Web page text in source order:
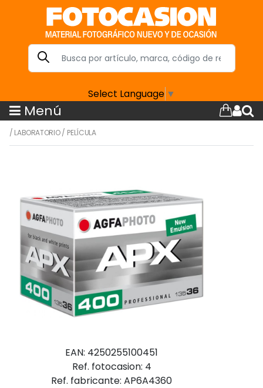
Select Language ▼
Menú
/ LABORATORIO/ PELÍCULA
EAN: 4250255100451
Ref. fotocasion: 4
Ref. fabricante: AP6A4360